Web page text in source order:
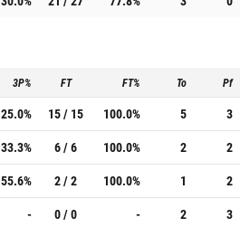
3P% FT FT% To Pf
25.0% 15 / 15 100.0% 5 3
33.3% 6 / 6 100.0% 2 2
55.6% 2 / 2 100.0% 1 2
- 0 / 0 - 2 3